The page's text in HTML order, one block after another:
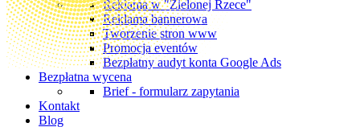
Reklama w "Zielonej Rzece"
Reklama bannerowa
Tworzenie stron www
Promocja eventów
Bezpłatny audyt konta Google Ads
Bezpłatna wycena
Brief - formularz zapytania
Kontakt
Blog